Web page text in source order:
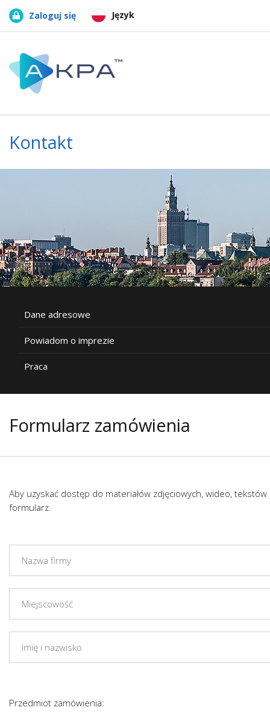
Język
Zaloguj się
Kontakt
Dane adresowe
Powiadom o imprezie
Praca
Formularz zamówienia
Aby uzyskać dostęp do materiałów zdjęciowych, wideo,
formularz.
Przedmiot zamówienia: